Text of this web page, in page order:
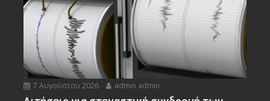
7 Αυγούστου 2026 admin admin